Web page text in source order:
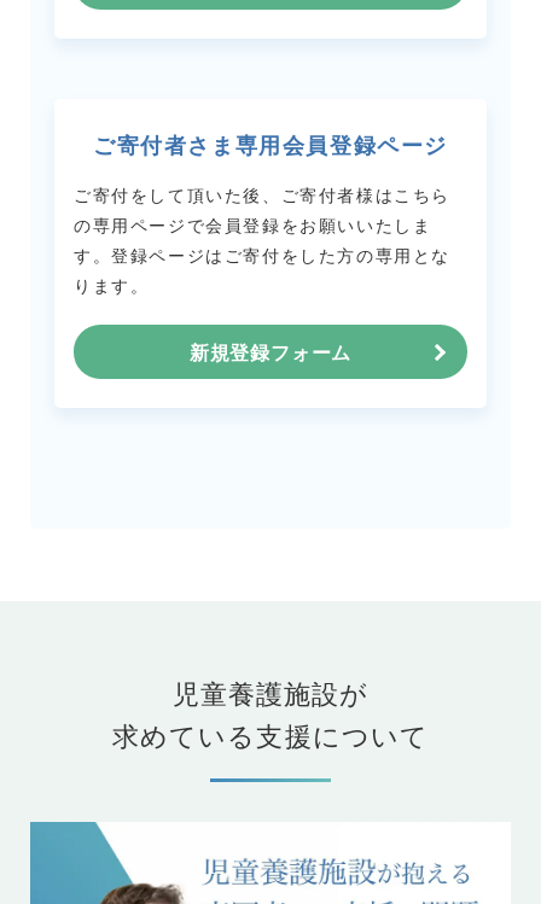
ご寄付者さま専用会員登録ページ
ご寄付をして頂いた後、ご寄付者様はこちら
の専用ページで会員登録をお願いいたしま
す。登録ページはご寄付をした方の専用とな
ります。
新規登録フォーム
児童養護施設が
求めている支援について